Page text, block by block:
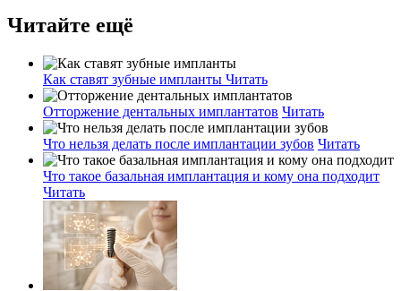
Читайте ещё
Как ставят зубные импланты Читать
Отторжение дентальных имплантатов Читать
Что нельзя делать после имплантации зубов Читать
Что такое базальная имплантация и кому она подходит
Читать